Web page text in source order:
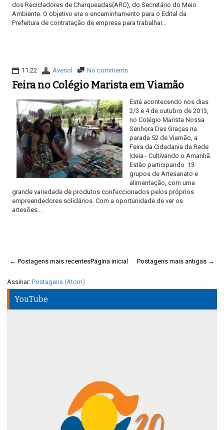
dos Recicladores de Charqueadas(ARC), do Secretário do Meio
Ambiente. O objetivo era o encaminhamento para o Edital da
Prefeitura de contratação de empresa para trabalhar...
11:22 Avesol No comments
Feira no Colégio Marista em Viamão
Está acontecendo nos dias
2/3 e 4 de outubro de 2013,
no Colégio Marista Nossa
Senhora Das Graças na
parada 52 de Viamão, a
Feira da Cidadania da Rede
Ideia - Cultivando o Amanhã.
Estão participando 13
grupos de Artesanato e
alimentação, com uma
grande variedade de produtos confeccionados pelos próprios
empreendedores solidários. Com a oportunidade de ver os
artesões...
← Postagens mais recentes Postagens mais antigas →
Página inicial
Assinar: Postagens (Atom)
YouTube